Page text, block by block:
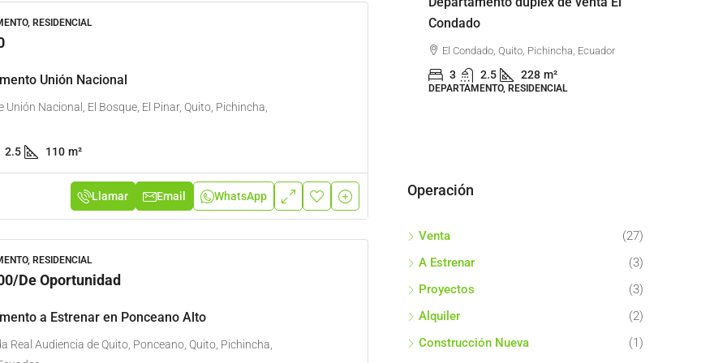
RESIDENCIAL
Unión Nacional
Unión Nacional, El Bosque, El Pinar, Quito, Pichincha,
2.5 110 m²
Llamar Email WhatsApp
RESIDENCIAL
/De Oportunidad
a Estrenar en Ponceano Alto
Real Audiencia de Quito, Ponceano, Quito, Pichincha,
Viva
Viva, Tumbaco
50,38 m²
2 2
Condado
El Condado, Quito, Pichincha, Ecuador
3 2.5 228 m²
DEPARTAMENTO, RESIDENCIAL
Operación
Venta
(27)
A Estrenar
(3)
Proyectos
(3)
Alquiler
(2)
Construcción Nueva
(1)